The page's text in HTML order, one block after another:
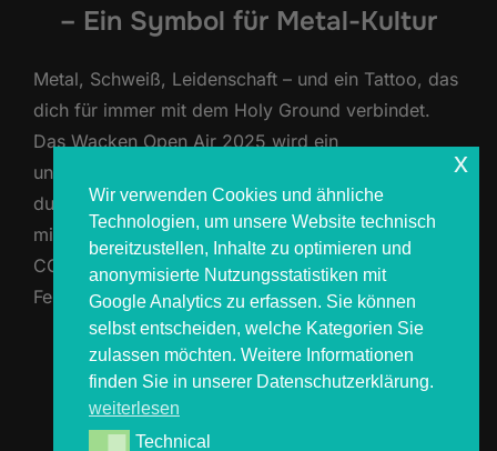
– Ein Symbol für Metal-Kultur
Metal, Schweiß, Leidenschaft – und ein Tattoo, das
dich für immer mit dem Holy Ground verbindet.
Das Wacken Open Air 2025 wird ein
unvergessliches Erlebnis, und dieses Jahr kannst
du es direkt unter deiner Haut verewigen lassen:
mit einem offiziell lizenzierten Wacken Tattoo von
COSMOS, dem offiziellen Tattoo-Partner des
Festivals. Was macht ein offizielles Wacken …
MEHRÜBER „DAS OFFIZIELLE
LESEN
Wir verwenden Cookies und ähnliche
Technologien, um unsere Website technisch
bereitzustellen, Inhalte zu optimieren und
anonymisierte Nutzungsstatistiken mit
Google Analytics zu erfassen. Sie können
selbst entscheiden, welche Kategorien Sie
zulassen möchten. Weitere Informationen
finden Sie in unserer Datenschutzerklärung.
weiterlesen
TechnicalTechnical
x